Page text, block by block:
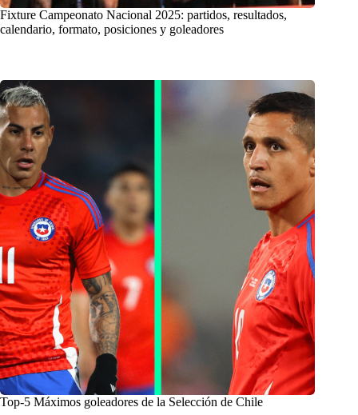
Fixture Campeonato Nacional 2025: partidos, resultados,
calendario, formato, posiciones y goleadores
Top-5 Máximos goleadores de la Selección de Chile